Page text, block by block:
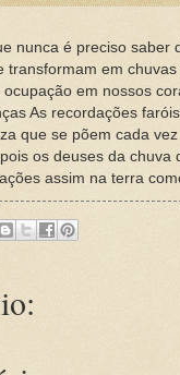
nunca é preciso saber
transformam em
em nossos
As recordações
que se põem cada
os deuses da chuva
assim na terra